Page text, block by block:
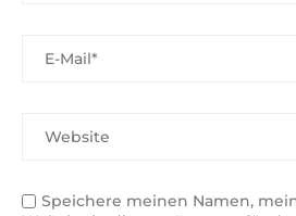
Speichere meinen Namen,